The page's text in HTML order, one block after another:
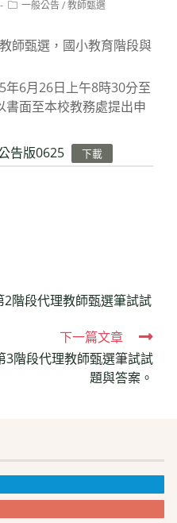
Post一般公告/教師甄選
師甄選，國小教育階段與
年6月26日上午8時30分至
書面至本校教務處提出申
告版0625
下載
階段代理教師甄選筆試試
下一篇文章
階段代理教師甄選筆試試
題與答案。